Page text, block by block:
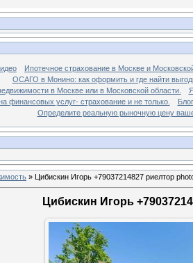
Ипотечное страхование в Москве и
ОСАГО в Монино: как оформить и где найти
в Москве или в Московской области.
финансовых услуг- страхование и не только.
Блог
Определите реальную рыночную цену
» Цибискин Игорь +79037214827 риелтор
Цибискин Игорь